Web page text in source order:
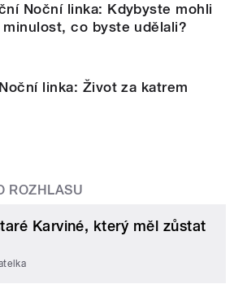
Noční linka: Kdybyste mohli
co byste udělali?
linka: Život za katrem
ROZHLASU
Karviné, který měl zůstat